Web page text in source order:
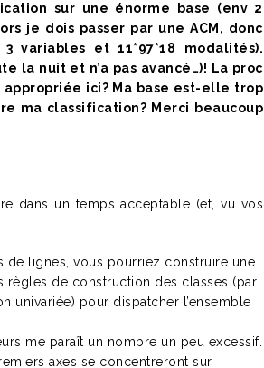
sur une énorme base (env 2
je dois passer par une ACM, donc
variables et 11*97*18 modalités).
la nuit et n’a pas avancé…)! La proc
appropriée ici? Ma base est-elle trop
ma classification? Merci beaucoup
dans un temps acceptable (et, vu vos
de lignes, vous pourriez construire une
règles de construction des classes (par
univariée) pour dispatcher l’ensemble
me paraît un nombre un peu excessif.
axes se concentreront sur